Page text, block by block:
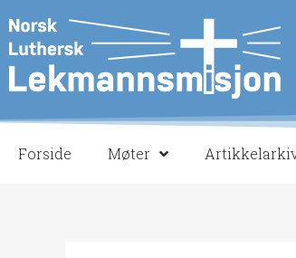
rett
til
innholdet
Forside Møter